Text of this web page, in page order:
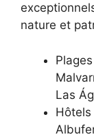
nature et
Las